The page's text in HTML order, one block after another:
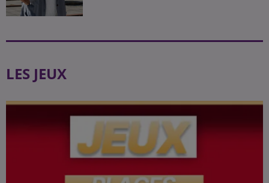
LES JEUX